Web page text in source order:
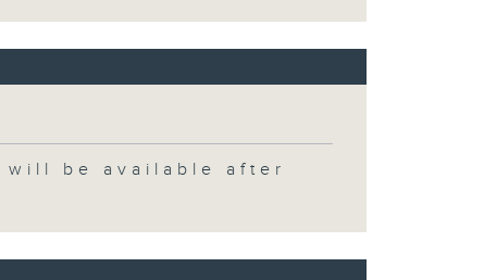
will be available after